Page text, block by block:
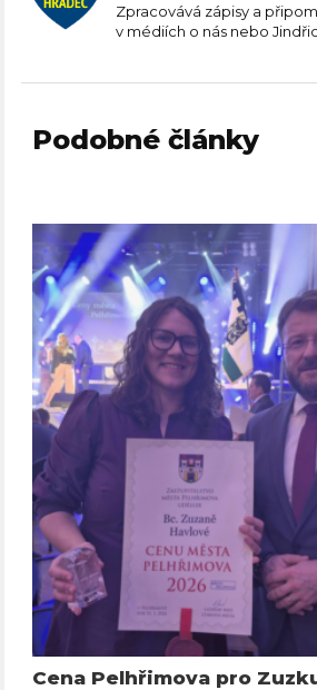
Zpracovává zápisy a
v médiích o nás nebo
Podobné články
Cena Pelhřimova pro